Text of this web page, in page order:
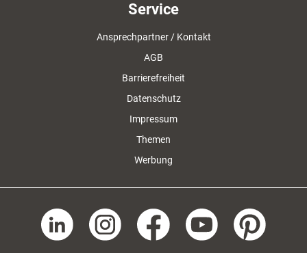
Service
Ansprechpartner / Kontakt
AGB
Barrierefreiheit
Datenschutz
Impressum
Themen
Werbung